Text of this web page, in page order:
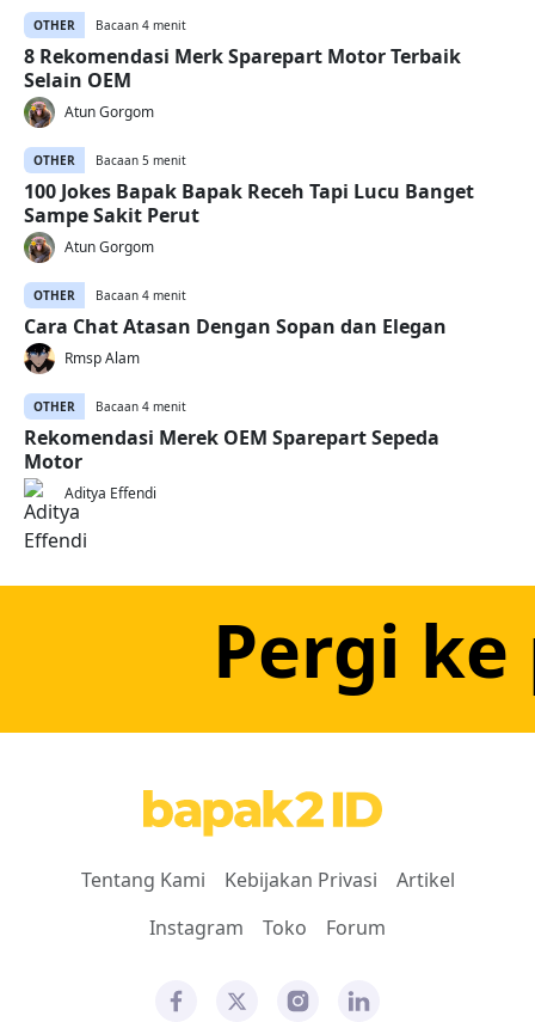
OTHER Bacaan 4 menit
8 Rekomendasi Merk Sparepart Motor Terbaik
Selain OEM
Atun Gorgom
OTHER Bacaan 5 menit
100 Jokes Bapak Bapak Receh Tapi Lucu Banget
Sampe Sakit Perut
Atun Gorgom
OTHER Bacaan 4 menit
Cara Chat Atasan Dengan Sopan dan Elegan
Rmsp Alam
OTHER Bacaan 4 menit
Rekomendasi Merek OEM Sparepart Sepeda
Motor
Aditya Effendi
Pergi
Tentang Kami Kebijakan Privasi
Artikel
Instagram
Toko Forum